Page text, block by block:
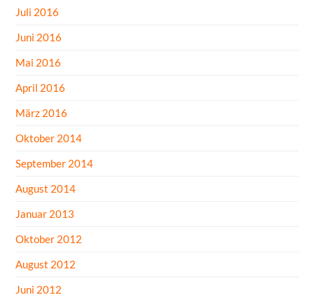
Juli 2016
Juni 2016
Mai 2016
April 2016
März 2016
Oktober 2014
September 2014
August 2014
Januar 2013
Oktober 2012
August 2012
Juni 2012